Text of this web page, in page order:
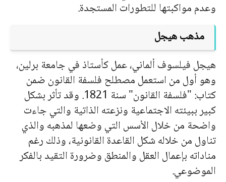
وعدم مواكبتها للتطورات المستجدة.
مذهب هيجل
هيجل فيلسوف ألماني، عمل كأستاذ في جامعة برلين،
وهو أول من استعمل مصطلح فلسفة القانون ضمن
كتاب: "فلسفة القانون" سنة 1821. وقد تأثر بشكل
كبير ببيئته الاجتماعية ونزعته الذاتية والتي جاءت
واضحة من خلال الأسس التي وضعها لمذهبه والذي
تناول من خلاله شكل القاعدة القانونية، وذلك رغم
مناداته بإعمال العقل والمنطق وضرورة التقيد بالفكر
الموضوعي.